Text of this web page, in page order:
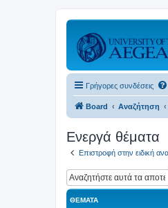
Γρήγορες συνδέσεις
Board Αναζήτηση
Ενεργά θέματα
Επιστροφή στην ειδική
ΘΈΜΑΤΑ